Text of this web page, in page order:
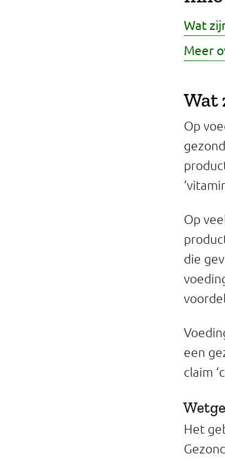
Wat
Meer
Wat
Op
Op
die
een
claim
Het